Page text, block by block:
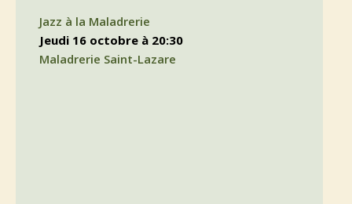
Jazz à la Maladrerie
jeudi 16 octobre à 20:30
Maladrerie Saint-Lazare